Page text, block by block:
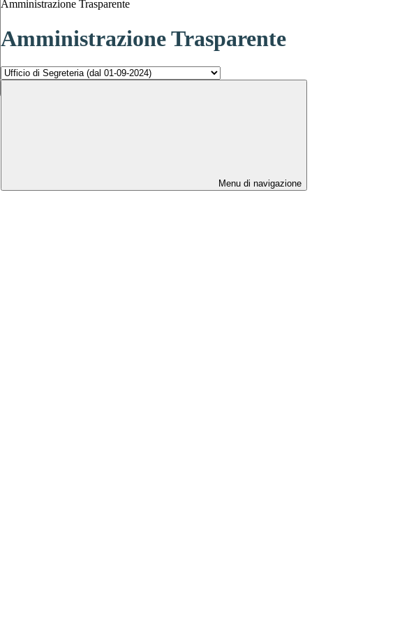
Amministrazione Trasparente
Amministrazione Trasparente
Menu di navigazione